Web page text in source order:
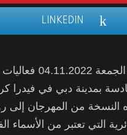
LINKEDIN
انطلقت يوم أمس الجمعة
بمدينة دبي في فيدرا
من المهرجان إلى
التي تعتبر من الأسماء